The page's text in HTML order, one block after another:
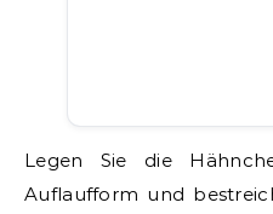
Legen Sie die
Auflaufform und